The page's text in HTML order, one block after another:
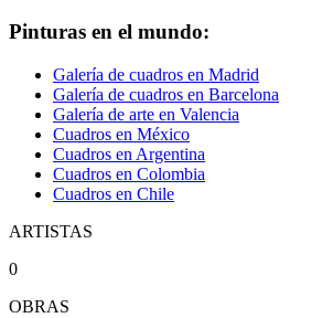
Pinturas en el mundo:
Galería de cuadros en Madrid
Galería de cuadros en Barcelona
Galería de arte en Valencia
Cuadros en México
Cuadros en Argentina
Cuadros en Colombia
Cuadros en Chile
ARTISTAS
0
OBRAS